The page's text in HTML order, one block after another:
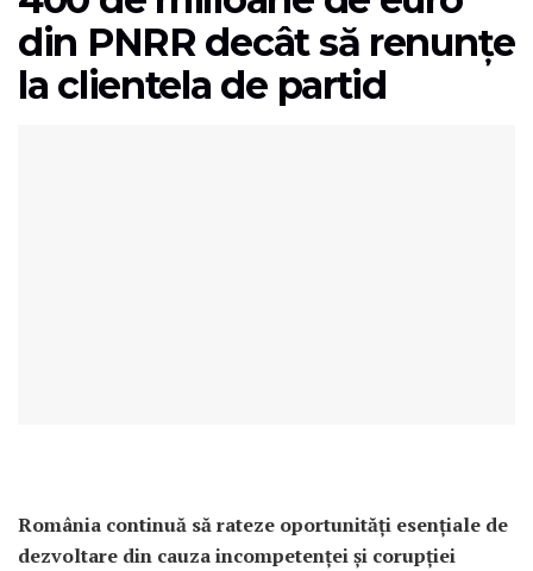
din PNRR decât să renunțe
la clientela de partid
România continuă să rateze oportunități esențiale de
dezvoltare din cauza incompetenței și corupției